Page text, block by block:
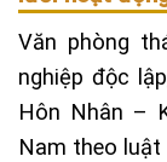
Văn phòng
nghiệp độc
Hôn Nhân –
Nam theo luật